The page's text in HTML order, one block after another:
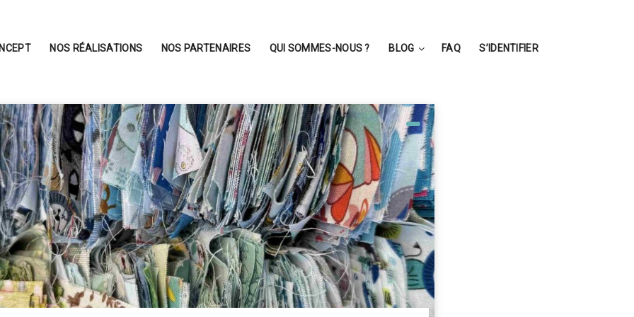
NOS RÉALISATIONS NOS PARTENAIRES QUI SOMMES-NOUS ? BLOG FAQ S’IDENTIFIER